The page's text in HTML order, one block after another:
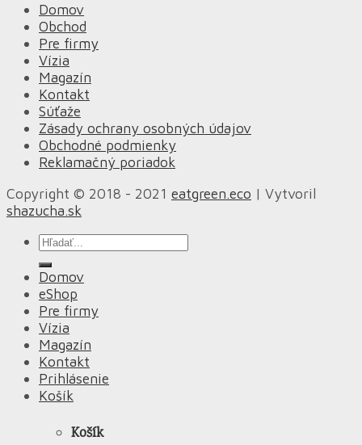
Domov
Obchod
Pre firmy
Vízia
Magazín
Kontakt
Súťaže
Zásady ochrany osobných údajov
Obchodné podmienky
Reklamačný poriadok
Copyright © 2018 - 2021 eatgreen.eco | Vytvoril
shazucha.sk
Hľadať:
Domov
eShop
Pre firmy
Vízia
Magazín
Kontakt
Prihlásenie
Košík
Košík